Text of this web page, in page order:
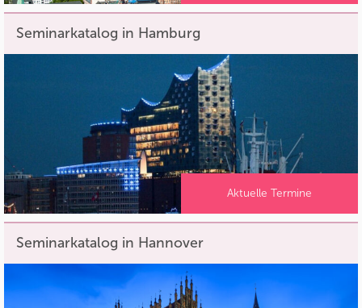
Seminarkatalog in Hamburg
Aktuelle Termine
Seminarkatalog in Hannover